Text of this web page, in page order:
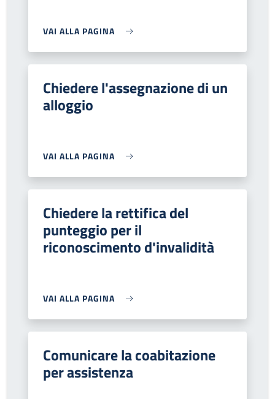
VAI ALLA PAGINA
Chiedere l'assegnazione di un
alloggio
VAI ALLA PAGINA
Chiedere la rettifica del
punteggio per il
riconoscimento d'invalidità
VAI ALLA PAGINA
Comunicare la coabitazione
per assistenza